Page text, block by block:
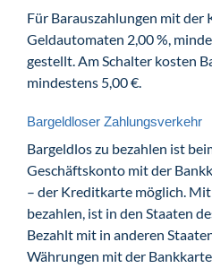
Für Barauszahlungen mit der
Geldautomaten 2,00 %,
gestellt. Am Schalter kosten
mindestens 5,00 €.
Bargeldloser Zahlungsverkehr
Bargeldlos zu bezahlen ist
Geschäftskonto mit der
– der Kreditkarte möglich.
bezahlen, ist in den Staaten
Bezahlt mit in anderen
Währungen mit der